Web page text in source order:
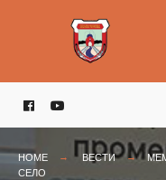
HOME ВЕСТИ
СЕЛО